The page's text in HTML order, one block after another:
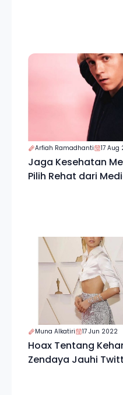
Arfiah Ramadhanti 17 Aug
Jaga Kesehatan
Pilih Rehat dari
Muna Alkatiri 17 Jun 2022
Hoax Tentang
Zendaya Jauhi